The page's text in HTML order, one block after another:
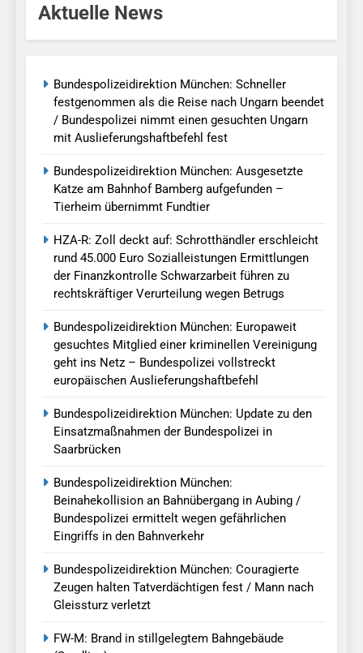
Aktuelle News
Bundespolizeidirektion München: Schneller
festgenommen als die Reise nach Ungarn beendet
/ Bundespolizei nimmt einen gesuchten Ungarn
mit Auslieferungshaftbefehl fest
Bundespolizeidirektion München: Ausgesetzte
Katze am Bahnhof Bamberg aufgefunden –
Tierheim übernimmt Fundtier
HZA-R: Zoll deckt auf: Schrotthändler erschleicht
rund 45.000 Euro Sozialleistungen Ermittlungen
der Finanzkontrolle Schwarzarbeit führen zu
rechtskräftiger Verurteilung wegen Betrugs
Bundespolizeidirektion München: Europaweit
gesuchtes Mitglied einer kriminellen Vereinigung
geht ins Netz – Bundespolizei vollstreckt
europäischen Auslieferungshaftbefehl
Bundespolizeidirektion München: Update zu den
Einsatzmaßnahmen der Bundespolizei in
Saarbrücken
Bundespolizeidirektion München:
Beinahekollision an Bahnübergang in Aubing /
Bundespolizei ermittelt wegen gefährlichen
Eingriffs in den Bahnverkehr
Bundespolizeidirektion München: Couragierte
Zeugen halten Tatverdächtigen fest / Mann nach
Gleissturz verletzt
FW-M: Brand in stillgelegtem Bahngebäude